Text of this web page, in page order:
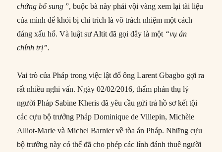
chứng bổ sung ”, buộc bà này phải vội vàng xem lại tài liệu
của mình để khỏi bị chỉ trích là vô trách nhiệm một cách
đáng xấu hổ. Và luật sư Altit đã gọi đây là một “vụ án
chính trị”.
Vai trò của Pháp trong việc lật đổ ông Larent Gbagbo gợi ra
rất nhiều nghi vấn. Ngày 02/02/2016, thẩm phán thụ lý
người Pháp Sabine Kheris đã yêu cầu gửi trả hồ sơ kết tội
các cựu bộ trưởng Pháp Dominique de Villepin, Michèle
Alliot-Marie và Michel Barnier về tòa án Pháp. Những cựu
bộ trưởng này có thể đã cho phép các lính đánh thuê người